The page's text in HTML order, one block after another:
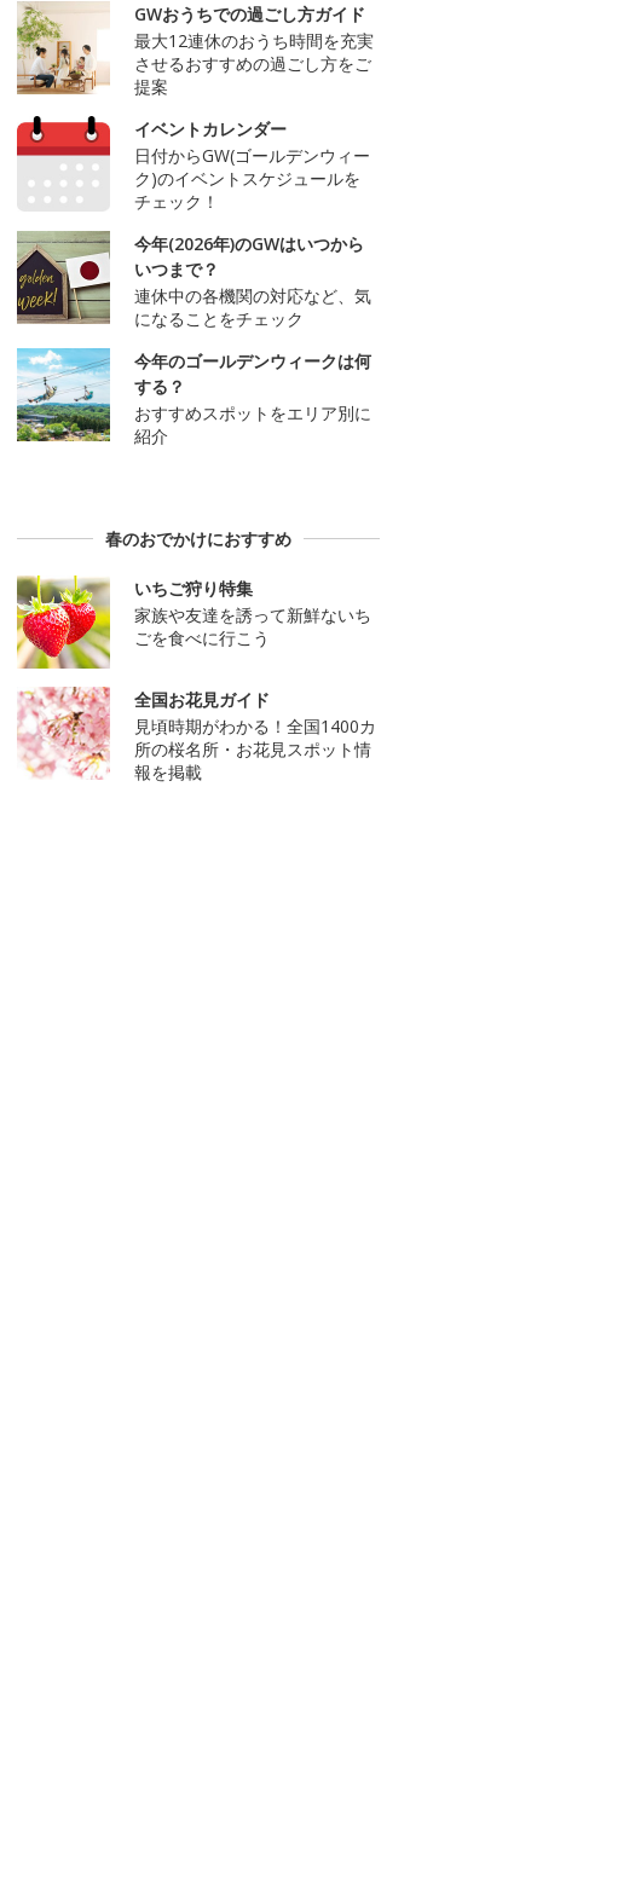
GWおうちでの過ごし方ガイド
最大12連休のおうち時間を充実
させるおすすめの過ごし方をご
提案
イベントカレンダー
日付からGW(ゴールデンウィー
ク)のイベントスケジュールを
チェック！
今年(2026年)のGWはいつから
いつまで？
連休中の各機関の対応など、気
になることをチェック
今年のゴールデンウィークは何
する？
おすすめスポットをエリア別に
紹介
春のおでかけにおすすめ
いちご狩り特集
家族や友達を誘って新鮮ないち
ごを食べに行こう
全国お花見ガイド
見頃時期がわかる！全国1400カ
所の桜名所・お花見スポット情
報を掲載